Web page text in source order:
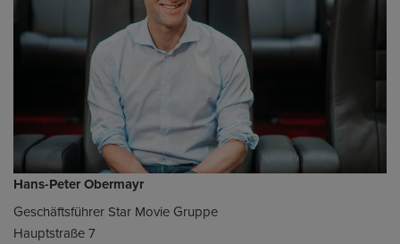
Hans-Peter Obermayr
Geschäftsführer Star Movie Gruppe
Hauptstraße 7